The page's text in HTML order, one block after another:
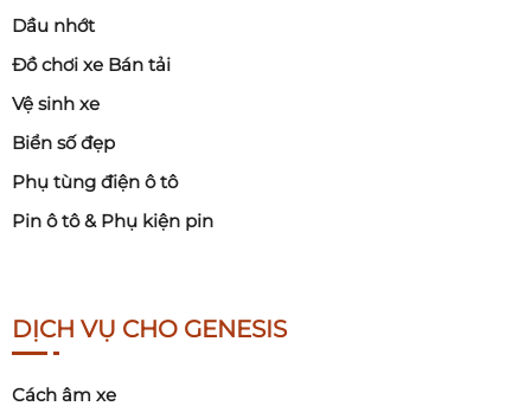
Dầu nhớt
Đồ chơi xe Bán tải
Vệ sinh xe
Biển số đẹp
Phụ tùng điện ô tô
Pin ô tô & Phụ kiện pin
DỊCH VỤ CHO GENESIS
Cách âm xe